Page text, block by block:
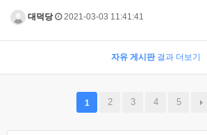
대덕당 2021-03-03 11:41:41
자유 게시판결과 더보기
1 2 3 4 5